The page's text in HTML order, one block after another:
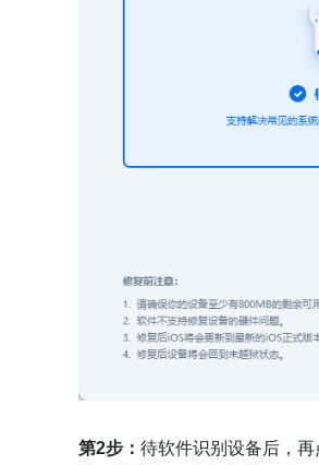
第2步： 待软件识别设备后，